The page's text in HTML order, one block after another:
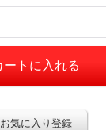
お気に入り登録